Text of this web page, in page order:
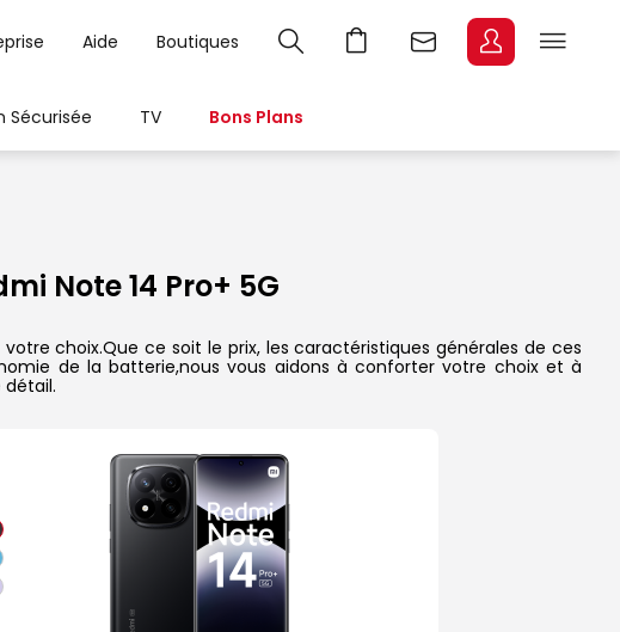
Aide Boutiques
Sécurisée TV Bons Plans
Note 14 Pro+ 5G
votre choix.Que ce soit le prix, les caractéristiques générales de ces
de la batterie,nous vous aidons à conforter votre choix et à